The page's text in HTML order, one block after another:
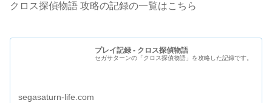
クロス探偵物語 攻略の記録の一覧はこちら
プレイ記録 - クロス探偵物語
セガサターンの「クロス探偵物語」を攻略した記録です。
segasaturn-life.com